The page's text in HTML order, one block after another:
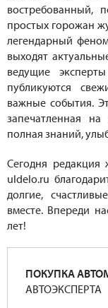
востребованный,
простых горожан
легендарный
выходят
ведущие
публикуются
важные события.
запечатленная
полная знаний,
Сегодня редакция
uldelo.ru
долгие,
вместе. Впереди
лет!
ПОКУПКА
АВТОЭКСПЕРТА